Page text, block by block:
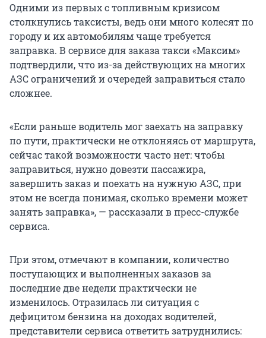
Одними из первых с топливным кризисом
столкнулись таксисты, ведь они много колесят по
городу и их автомобилям чаще требуется
заправка. В сервисе для заказа такси «Максим»
подтвердили, что из-за действующих на многих
АЗС ограничений и очередей заправиться стало
сложнее.
«Если раньше водитель мог заехать на заправку
по пути, практически не отклоняясь от маршрута,
сейчас такой возможности часто нет: чтобы
заправиться, нужно довезти пассажира,
завершить заказ и поехать на нужную АЗС, при
этом не всегда понимая, сколько времени может
занять заправка», — рассказали в пресс-службе
сервиса.
При этом, отмечают в компании, количество
поступающих и выполненных заказов за
последние две недели практически не
изменилось. Отразилась ли ситуация с
дефицитом бензина на доходах водителей,
представители сервиса ответить затруднились: